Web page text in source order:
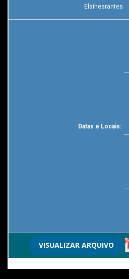
Elainearantes
Datas e Locais:
VISUALIZAR ARQUIVO